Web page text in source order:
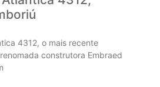
4312, o mais recente
construtora Embraed